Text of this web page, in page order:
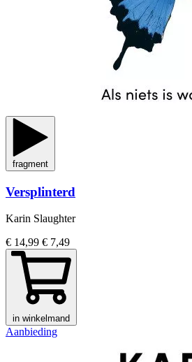
fragment
Versplinterd
Karin Slaughter
€ 14,99 € 7,49
in winkelmand
Aanbieding